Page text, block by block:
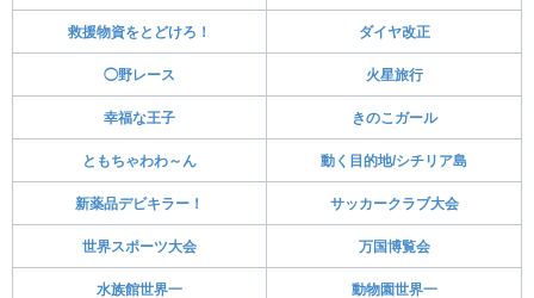
救援物資をとどけろ！ ダイヤ改正
◯野レース 火星旅行
幸福な王子 きのこガール
ともちゃわわ～ん 動く目的地/シチリア島
新薬品デビキラー！ サッカークラブ大会
世界スポーツ大会 万国博覧会
水族館世界一 動物園世界一